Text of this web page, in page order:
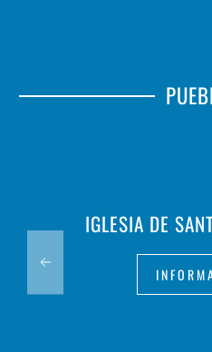
IGLESIA DE